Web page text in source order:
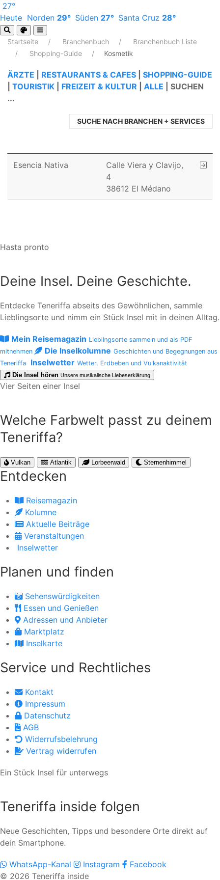
27°
Heute Norden 29° Süden 27° Santa Cruz 28°
Startseite Branchenbuch
Branchenbuch Liste
Shopping-Guide
Kosmetik
ÄRZTE RESTAURANTS & CAFES
SHOPPING-GUIDE
TOURISTIK FREIZEIT & KULTUR ALLE
SUCHEN
...
SUCHE NACH BRANCHEN + SERVICES
Esencia Nativa
Calle Viera y Clavijo,
4
38612 El Médano
Hasta pronto
Deine Insel. Deine Geschichte.
Entdecke Teneriffa abseits des Gewöhnlichen, sammle
Lieblingsorte und nimm ein Stück Insel mit in deinen Alltag.
Mein Reisemagazin Lieblingsorte sammeln und als PDF
mitnehmen
Die Inselkolumne Geschichten und Begegnungen aus
Teneriffa
Inselwetter Wetter, Erdbeben und Vulkanaktivität
Die Insel hören Unsere musikalische Liebeserklärung
Vier Seiten einer Insel
Welche Farbwelt passt zu deinem
Teneriffa?
Vulkan Atlantik Lorbeerwald Sternenhimmel
Entdecken
Reisemagazin
Kolumne
Aktuelle Beiträge
Veranstaltungen
Inselwetter
Planen und finden
Sehenswürdigkeiten
Essen und Genießen
Adressen und Anbieter
Marktplatz
Inselkarte
Service und Rechtliches
Kontakt
Impressum
Datenschutz
AGB
Widerrufsbelehrung
Vertrag widerrufen
Ein Stück Insel für unterwegs
Teneriffa inside folgen
Neue Geschichten, Tipps und besondere Orte direkt auf
dein Smartphone.
WhatsApp-Kanal Instagram
Facebook
© 2026 Teneriffa inside